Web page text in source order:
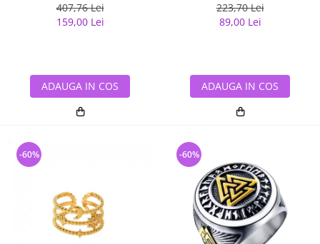
407,76 Lei
159,00 Lei
ADAUGA IN COS
223,70 Lei
89,00 Lei
ADAUGA IN COS
-60% -60%